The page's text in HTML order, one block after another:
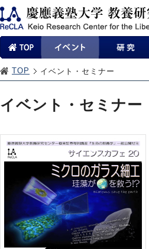
TOP イベント・セミナー
イベント・セミナー